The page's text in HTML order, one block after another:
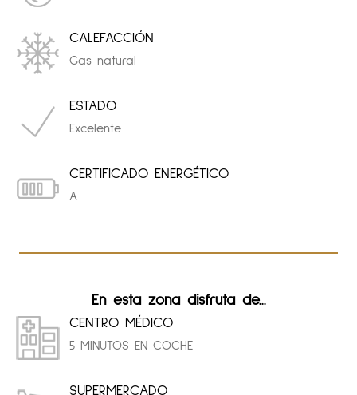
CALEFACCIÓN
Gas natural
ESTADO
Excelente
CERTIFICADO ENERGÉTICO
A
En esta zona disfruta de...
CENTRO MÉDICO
5 MINUTOS EN COCHE
SUPERMERCADO